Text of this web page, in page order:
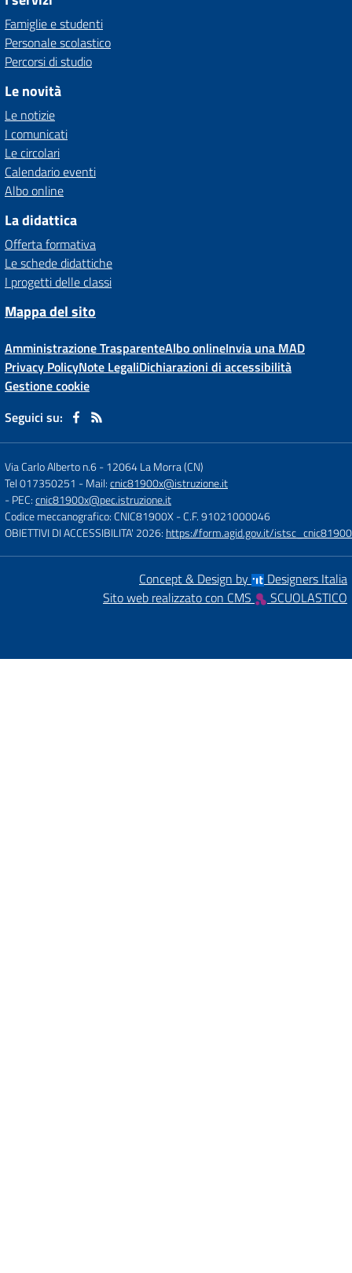
Famiglie e studenti
Personale scolastico
Percorsi di studio
Le novità
Le notizie
I comunicati
Le circolari
Calendario eventi
Albo online
La didattica
Offerta formativa
Le schede didattiche
I progetti delle classi
Mappa del sito
Amministrazione TrasparenteAlbo onlineInvia una MAD
Privacy PolicyNote LegaliDichiarazioni di accessibilità
Gestione cookie
Seguici su:
Via Carlo Alberto n.6-12064 La Morra (CN)
Tel 017350251 - Mail:cnic81900x@istruzione.it
- PEC:cnic81900x@pec.istruzione.it
Codice meccanografico: CNIC81900X- C.F. 91021000046
OBIETTIVI DI ACCESSIBILITA' 2026: https://form.agid.gov.it/
Concept & Design by
Designers Italia
Sito web realizzato con CMS
SCUOLASTICO